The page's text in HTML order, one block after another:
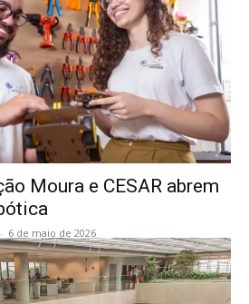
Moura e CESAR abrem
- 6 de maio de 2026